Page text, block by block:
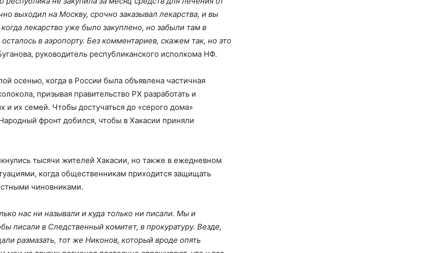
выходил на Москву, срочно заказывал лекарства, и вы
лекарство уже было закуплено, но забыли там в
в аэропорту. Без комментариев, скажем так, но это
руководитель республиканского исполкома НФ.
осенью, когда в России была объявлена частичная
призывая правительство РХ разработать и
их семей. Чтобы достучаться до «серого дома»
фронт добился, чтобы в Хакасии приняли
тысячи жителей Хакасии, но также в ежедневном
когда общественникам приходится защищать
чиновниками.
нас ни называли и куда только ни писали. Мы и
писали в Следственный комитет, в прокуратуру. Везде,
размазать, тот же Никонов, который вроде опять